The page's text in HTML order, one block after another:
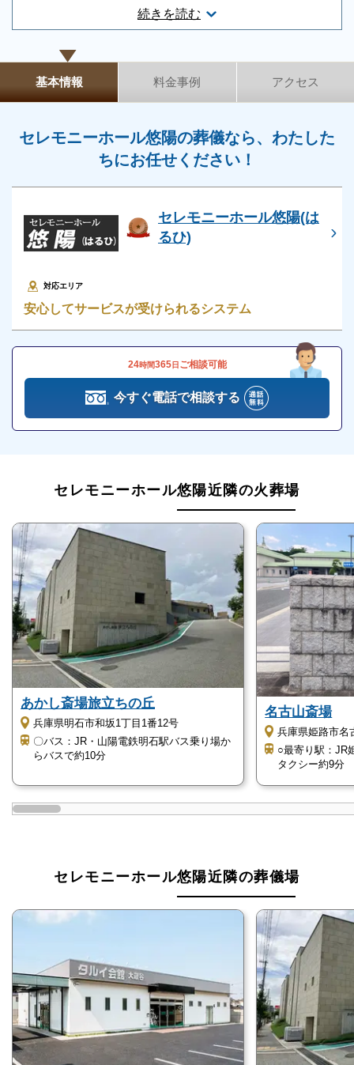
ご相談は無料で承ります
非日常的な葬儀のこと。初めての方はもちろん、経験
のある方でもわからないことが多いものです。少しで
慮なくご相談ください。相談によりイメージが浮かん
で理解が進めば、必要・不要の判断もつきやすくなり
ます。
追加料金の心配がない総額費用を提示します
人数・式場・火葬場などの各種条件やご要望、ご事情
にあわせて、お見積りを作成いたします。葬儀を施行
する前に総額費用をご確認いただき、それぞれの内訳
続きを読む
兵庫県神戸市西区伊川谷町有瀬1144
葬儀の相談 0120-24-1234
24時間営業
セレモニーホール悠陽で執り行える葬儀の種類をご紹
介いたします。
セレモニーホール悠陽の一日葬
セレモニーホール悠陽は「一日葬」に対応していま
す。
は、以下の通りです。
移動の負担を軽減できる
しっかり式がしたい
一日葬は通常2日かかる葬儀を1日間で済ませる葬儀の
ことをいいます。
通常の葬儀で執り行う通夜をせず、遺体の搬送・納
棺・告別式・出棺・火葬を1日で執り行います。
通常の葬儀より移動や時間の負担を軽減できます。
一日葬は火葬式や直葬では省略する告別式を執り行う
ので、直葬・火葬式だけでは物足りないが、葬儀費用
をおさえたいという方におすすめです。
上記の点を踏まえるとセレモニーホール悠陽の一日葬
参列者数を少なくしたい
参列者の負担を減らしたい
セレモニーホール悠陽の家族葬
セレモニーホール悠陽は、現在主流となりつつある
「家族葬」に特化している斎場です。
セレモニーホール悠陽の家族葬のおすすめポイント
基本情報 料金事例 アクセス
セレモニーホール悠陽の葬儀なら、わたした
ちにお任せください！
セレモニーホール悠陽(は
るひ)
対応エリア
安心してサービスが受けられるシステム
24時間365日 ご相談可能
今すぐ電話で相談する
セレモニーホール悠陽近隣の火葬場
あかし斎場旅立ちの丘
兵庫県明石市和坂1丁目1番12号
〇バス：JR・山陽電鉄明石駅バス乗り場か
らバスで約10分
名古山斎場
兵庫県姫路市名
○最寄り駅：JR
タクシー約9分
セレモニーホール悠陽近隣の葬儀場